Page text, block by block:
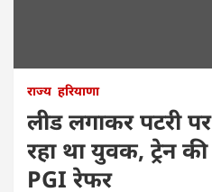
राज्य हरियाणा
लीड लगाकर पटरी
रहा था युवक, ट्रेन
PGI रेफर